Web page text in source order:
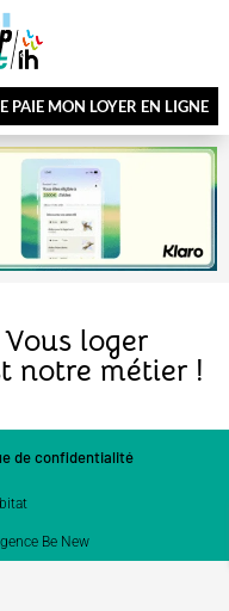
PAIE MON LOYER EN LIGNE
Vous loger
notre métier !
de confidentialité
Be New